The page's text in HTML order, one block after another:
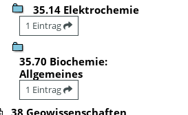
35.14 Elektrochemie
1 Eintrag
35.70 Biochemie:
Allgemeines
1 Eintrag
38 Geowissenschaften